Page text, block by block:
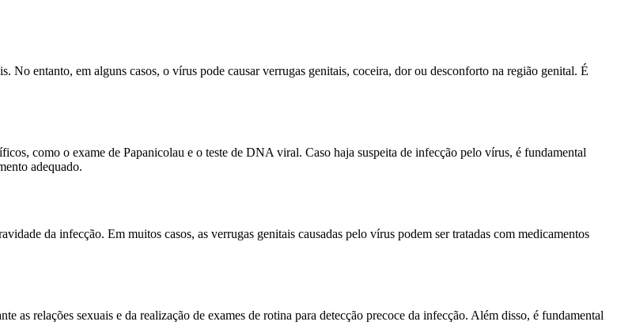
No entanto, em alguns casos, o vírus pode causar verrugas genitais, coceira, dor ou desconforto na região genital. É
como o exame de Papanicolau e o teste de DNA viral. Caso haja suspeita de infecção pelo vírus, é fundamental
adequado.
da infecção. Em muitos casos, as verrugas genitais causadas pelo vírus podem ser tratadas com medicamentos
as relações sexuais e da realização de exames de rotina para detecção precoce da infecção. Além disso, é fundamental